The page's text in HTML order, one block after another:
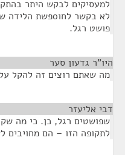
פושט רגל.
היו"ר גדעון סער
מה שאתם רוצים זה להקל
דבי אליעזר
שפושטים רגל, כן. כי מה
לתקופה הזו – הם